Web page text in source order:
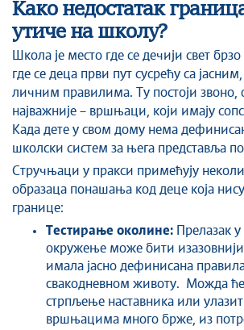
Како недостатак
утиче на школу?
Школа је место где се дечији свет
где се деца први пут сусрећу са
личним правилима. Ту постоји звоно,
најважније – вршњаци, који имају
Када дете у свом дому нема
школски систем за њега представља
Стручњаци у пракси примећују
образаца понашања код деце која
границе:
Тестирање околине: Прелазак
окружење може бити изазовнији
имала јасно дефинисана
свакодневном животу. Можда ће
стрпљење наставника или
вршњацима много брже, из